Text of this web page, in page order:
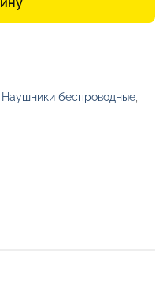
Наушники беспроводные